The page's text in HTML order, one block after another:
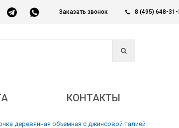
Заказать звонок 8 (495) 648-31-
КОНТАКТЫ
деревянная объемная с джинсовой талией